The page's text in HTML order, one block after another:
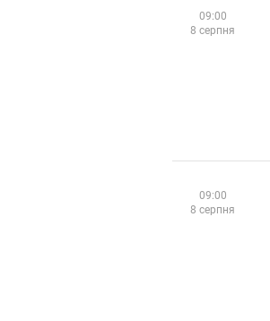
09:00
8 серпня
09:00
8 серпня